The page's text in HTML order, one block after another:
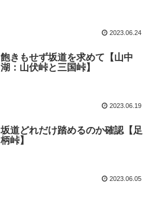
2023.06.24
飽きもせず坂道を求めて【山中
湖：山伏峠と三国峠】
2023.06.19
坂道どれだけ踏めるのか確認【足
柄峠】
2023.06.05